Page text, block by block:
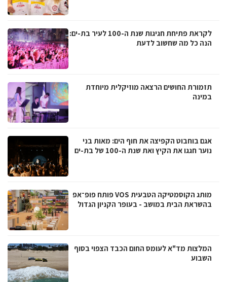
לקראת פתיחת חגיגות שנת ה-100 לעיר בת-ים:
הנה כל מה שחשוב לדעת
תזמורת החושים הרצאה מוזיקלית מיוחדת
במינה
אגם בוחבוט הקפיצה את חוף הים: מאות בני
נוער חגגו את הקיץ ואת שנת ה-100 של בת-ים
מותג הקוסמטיקה הטבעית VOS פותח פופ־אפ
בהשראת הבית במושב - בעופר הקניון הגדול
המלצות מד"א לעומס החום הכבד הצפוי בסוף
השבוע